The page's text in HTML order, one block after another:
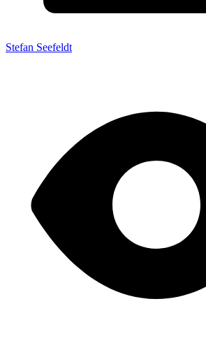
Stefan Seefeldt